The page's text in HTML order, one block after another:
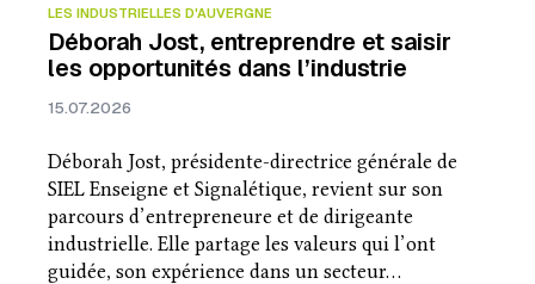
LES INDUSTRIELLES D'AUVERGNE
Déborah Jost, entreprendre et saisir
les opportunités dans l’industrie
15.07.2026
Déborah Jost, présidente-directrice générale de
SIEL Enseigne et Signalétique, revient sur son
parcours d’entrepreneure et de dirigeante
industrielle. Elle partage les valeurs qui l’ont
guidée, son expérience dans un secteur…